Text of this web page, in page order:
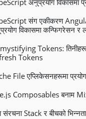
अनुप्रयोग विकासमा
संग एकीकरण
विकासमा कन्फिगरेसन र
Tokens:
Tokens
File एप्लिकेसनहरूमा प्रयोग
Composables बनाम
संरचना Stack र बीचको